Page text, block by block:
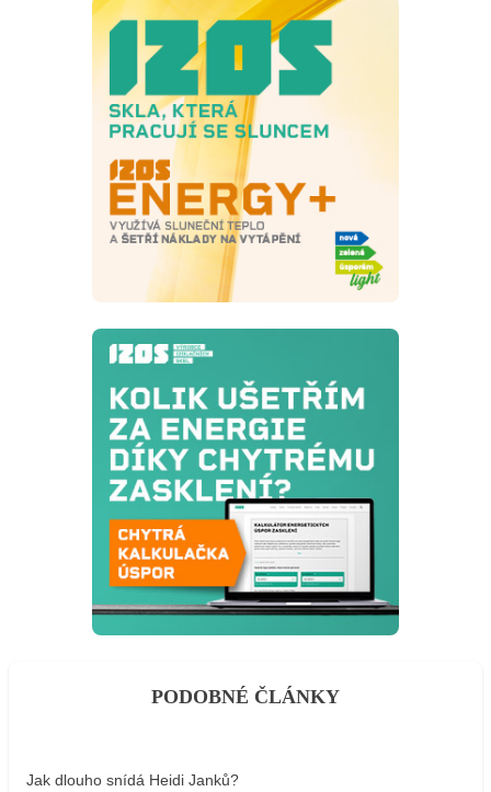
PODOBNÉ ČLÁNKY
Jak dlouho snídá Heidi Janků?